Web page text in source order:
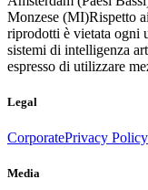
Monzese (MI)Rispetto
riprodotti è vietata ogni
sistemi di intelligenza
espresso di utilizzare
Legal
CorporatePrivacy Policy
Media